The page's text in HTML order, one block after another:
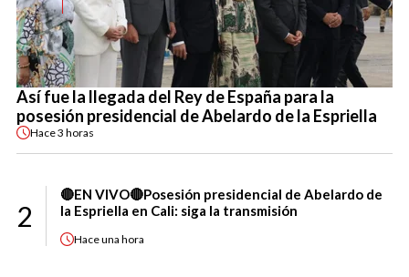
Así fue la llegada del Rey de España para la
posesión presidencial de Abelardo de la Espriella
Hace3 horas
2
🔴EN VIVO🔴Posesión presidencial de Abelardo de
la Espriella en Cali: siga la transmisión
Haceuna hora